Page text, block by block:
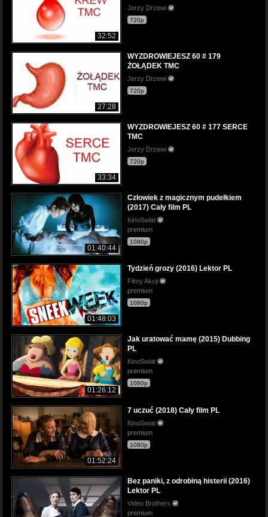
32:52
Jerzy Drzewi
720p
27:28
WYZDROWIEJESZ 60 # 179
ŻOŁĄDEK TMC
Jerzy Drzewi
720p
33:34
WYZDROWIEJESZ 60 # 177 SERCE
TMC
Jerzy Drzewi
720p
01:40:44
Człowiek z magicznym pudełkiem
(2017) Cały film PL
KinoSwiat
premium
1080p
01:48:03
Tydzień grozy (2016) Lektor PL
Filmy Akcji
premium
1080p
01:26:12
Jak uratować mamę (2015) Dubbing
PL
KinoSwiat
premium
1080p
01:52:24
7 uczuć (2018) Cały film PL
KinoSwiat
premium
1080p
Bez paniki, z odrobiną histerii (2016)
Lektor PL
Video Brothers
premium